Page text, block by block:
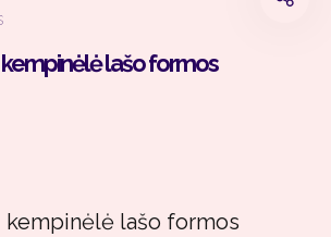
kempinėlė lašo formos
kempinėlė lašo formos